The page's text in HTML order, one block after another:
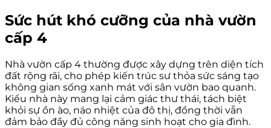
Sức hút khó cưỡng của nhà vườn
cấp 4
Nhà vườn cấp 4 thường được xây dựng trên diện tích
đất rộng rãi, cho phép kiến trúc sư thỏa sức sáng tạo
không gian sống xanh mát với sân vườn bao quanh.
Kiểu nhà này mang lại cảm giác thư thái, tách biệt
khỏi sự ồn ào, náo nhiệt của đô thị, đồng thời vẫn
đảm bảo đầy đủ công năng sinh hoạt cho gia đình.